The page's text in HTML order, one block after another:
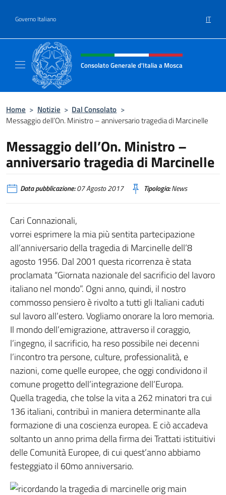
Governo Italiano IT
Intestazione sito, social e menù
Consolato Generale d'Italia a Mosca
Home > Notizie > Dal Consolato >
Messaggio dell’On. Ministro – anniversario tragedia di Marcinelle
Messaggio dell’On. Ministro –
anniversario tragedia di Marcinelle
Data pubblicazione:07 Agosto 2017 Tipologia:News
Cari Connazionali,
vorrei esprimere la mia più sentita partecipazione
all’anniversario della tragedia di Marcinelle dell’8
agosto 1956. Dal 2001 questa ricorrenza è stata
proclamata “Giornata nazionale del sacrificio del lavoro
italiano nel mondo”. Ogni anno, quindi, il nostro
commosso pensiero è rivolto a tutti gli Italiani caduti
sul lavoro all’estero. Vogliamo onorare la loro memoria.
Il mondo dell’emigrazione, attraverso il coraggio,
l’ingegno, il sacrificio, ha reso possibile nei decenni
l’incontro tra persone, culture, professionalità, e
nazioni, come quelle europee, che oggi condividono il
comune progetto dell’integrazione dell’Europa.
Quella tragedia, che tolse la vita a 262 minatori tra cui
136 italiani, contribuì in maniera determinante alla
formazione di una coscienza europea. E ciò accadeva
soltanto un anno prima della firma dei Trattati istituitivi
delle Comunità Europee, di cui quest’anno abbiamo
festeggiato il 60mo anniversario.